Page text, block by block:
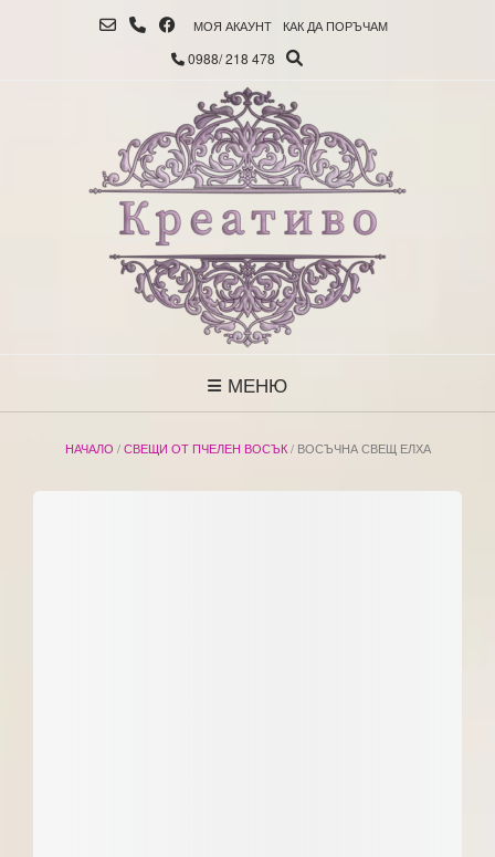
МОЯ АКАУНТ КАК ДА ПОРЪЧАМ
0988/ 218 478
МЕНЮ
НАЧАЛО /СВЕЩИ ОТ ПЧЕЛЕН ВОСЪК/ ВОСЪЧНА СВЕЩ ЕЛХА